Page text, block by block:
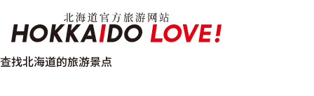
查找北海道的旅游景点